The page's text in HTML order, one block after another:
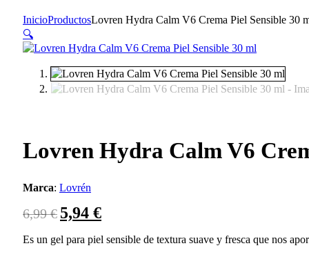
InicioProductosLovren Hydra Calm V6 Crema Piel Sensible 30
🔍
Lovren Hydra Calm V6
Marca: Lovrén
6,99€ El
precio
original
5,94 €El
precio
actual
Es un gel para piel sensible de textura suave y fresca que nos